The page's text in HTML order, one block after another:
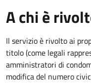
A chi è
Il servizio è rivolto ai
titolo (come legali
amministratori di
modifica del numero